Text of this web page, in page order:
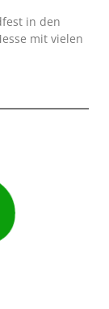
in den
mit vielen